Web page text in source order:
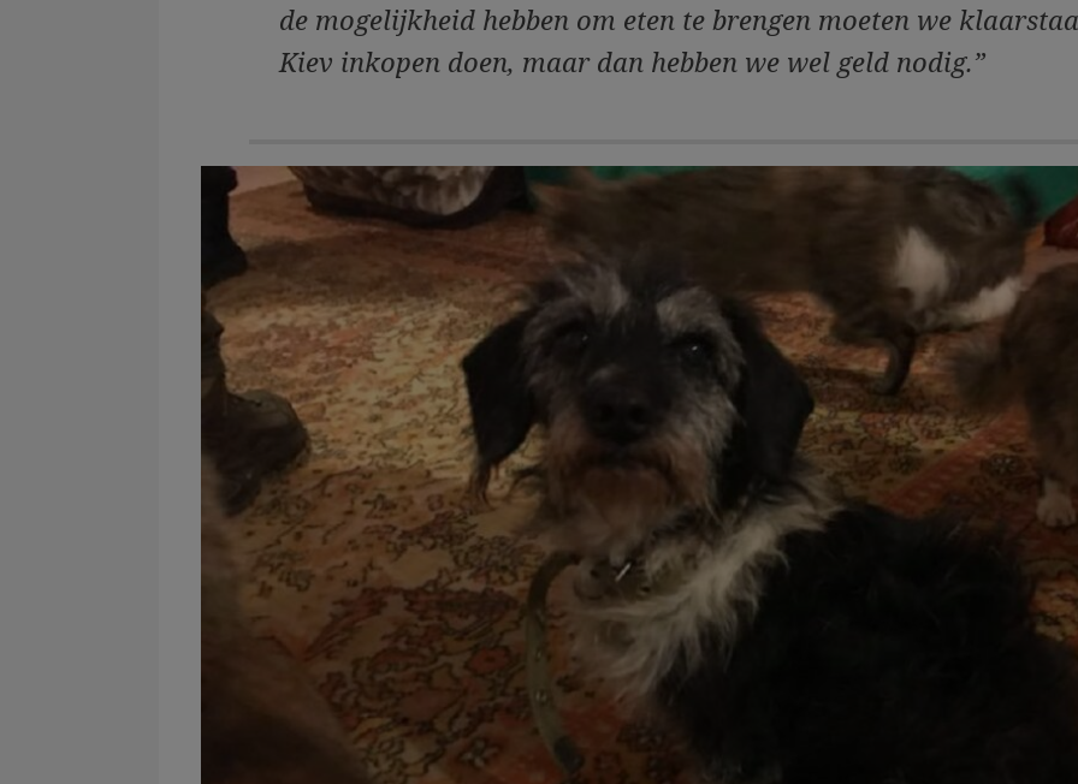
de mogelijkheid hebben om eten te brengen moeten we
Kiev inkopen doen, maar dan hebben we wel geld nodig.”